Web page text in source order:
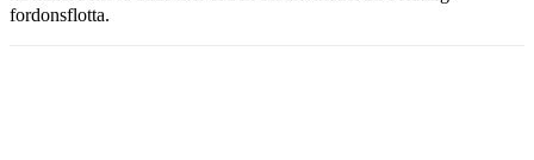
fordonsflotta.